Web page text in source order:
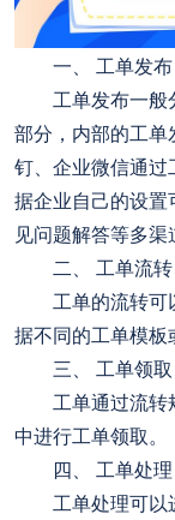
一、 工单发布
工单发布一般
部分，内部的工
钉、企业微信通
据企业自己的设置
见问题解答等多渠
二、 工单流转
工单的流转可
据不同的工单模板
三、 工单领取
工单通过流转
中进行工单领取。
四、 工单处理
工单处理可以